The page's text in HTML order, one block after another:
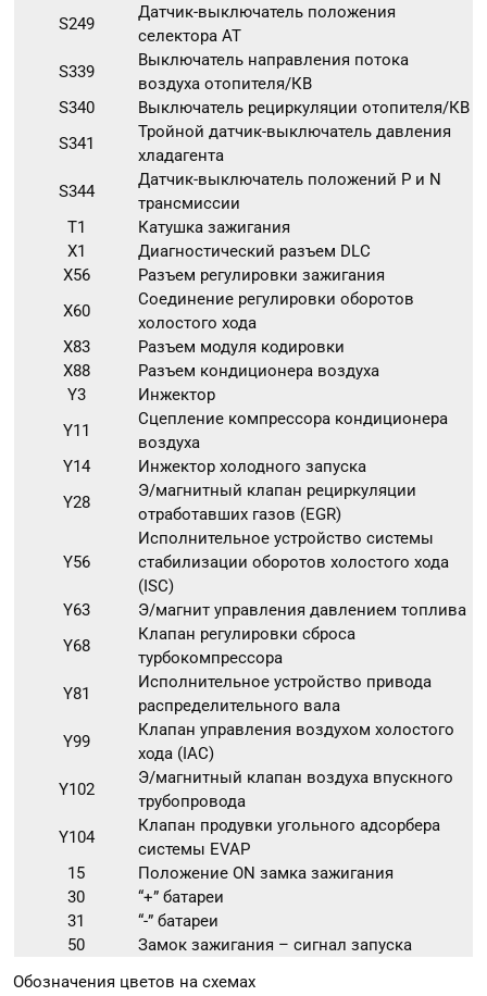
S249
Датчик-выключатель положения
селектора АТ
S339
Выключатель направления потока
воздуха отопителя/КВ
S340
Выключатель рециркуляции отопителя/КВ
S341
Тройной датчик-выключатель давления
хладагента
S344
Датчик-выключатель положений P и N
трансмиссии
T1
Катушка зажигания
X1
Диагностический разъем DLC
X56
Разъем регулировки зажигания
X60
Соединение регулировки оборотов
холостого хода
X83
Разъем модуля кодировки
X88
Разъем кондиционера воздуха
Y3
Инжектор
Y11
Сцепление компрессора кондиционера
воздуха
Y14
Инжектор холодного запуска
Y28
Э/магнитный клапан рециркуляции
отработавших газов (EGR)
Y56
Исполнительное устройство системы
стабилизации оборотов холостого хода
(ISC)
Y63
Э/магнит управления давлением топлива
Y68
Клапан регулировки сброса
турбокомпрессора
Y81
Исполнительное устройство привода
распределительного вала
Y99
Клапан управления воздухом холостого
хода (IAC)
Y102
Э/магнитный клапан воздуха впускного
трубопровода
Y104
Клапан продувки угольного адсорбера
системы EVAP
15
Положение ON замка зажигания
30
“+” батареи
31
“-” батареи
50
Замок зажигания – сигнал запуска
Обозначения цветов на схемах